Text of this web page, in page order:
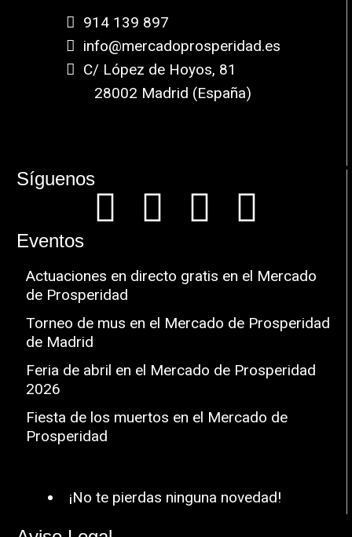
914 139 897
info@mercadoprosperidad.es
C/ López de Hoyos, 81
28002 Madrid (España)
Síguenos
Eventos
Actuaciones en directo gratis en el Mercado
de Prosperidad
Torneo de mus en el Mercado de Prosperidad
de Madrid
Feria de abril en el Mercado de Prosperidad
2026
Fiesta de los muertos en el Mercado de
Prosperidad
¡No te pierdas ninguna novedad!